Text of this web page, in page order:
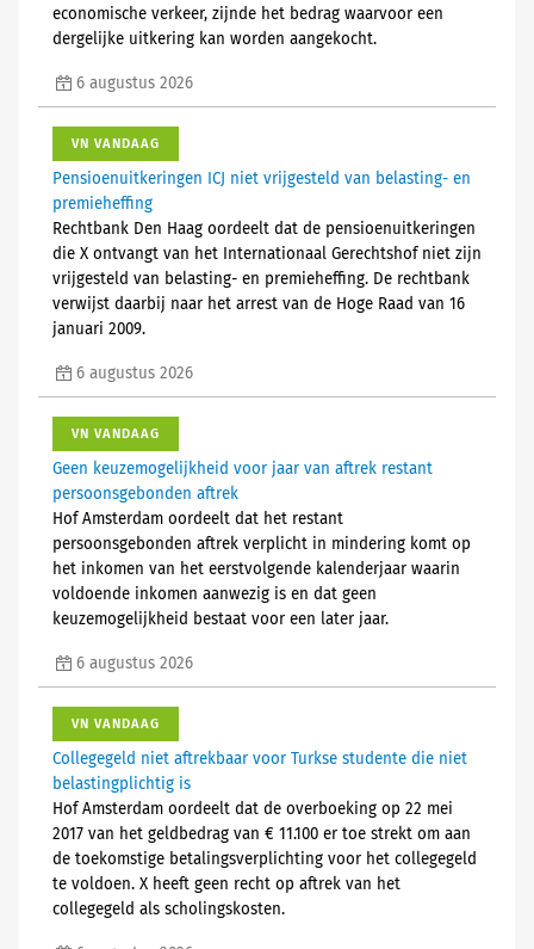
economische verkeer, zijnde het bedrag waarvoor een
dergelijke uitkering kan worden aangekocht.
6 augustus 2026
VN VANDAAG
Pensioenuitkeringen ICJ niet vrijgesteld van belasting- en
premieheffing
Rechtbank Den Haag oordeelt dat de pensioenuitkeringen
die X ontvangt van het Internationaal Gerechtshof niet zijn
vrijgesteld van belasting- en premieheffing. De rechtbank
verwijst daarbij naar het arrest van de Hoge Raad van 16
januari 2009.
6 augustus 2026
VN VANDAAG
Geen keuzemogelijkheid voor jaar van aftrek restant
persoonsgebonden aftrek
Hof Amsterdam oordeelt dat het restant
persoonsgebonden aftrek verplicht in mindering komt op
het inkomen van het eerstvolgende kalenderjaar waarin
voldoende inkomen aanwezig is en dat geen
keuzemogelijkheid bestaat voor een later jaar.
6 augustus 2026
VN VANDAAG
Collegegeld niet aftrekbaar voor Turkse studente die niet
belastingplichtig is
Hof Amsterdam oordeelt dat de overboeking op 22 mei
2017 van het geldbedrag van € 11.100 er toe strekt om aan
de toekomstige betalingsverplichting voor het collegegeld
te voldoen. X heeft geen recht op aftrek van het
collegegeld als scholingskosten.